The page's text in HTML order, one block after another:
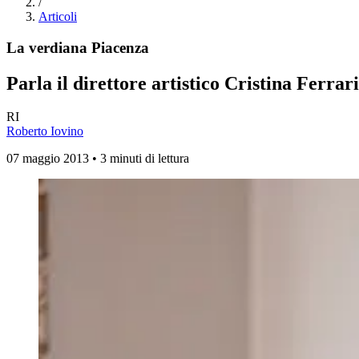
Articoli
La verdiana Piacenza
Parla il direttore artistico Cristina
RI
Roberto Iovino
07 maggio 2013 • 3 minuti di lettura